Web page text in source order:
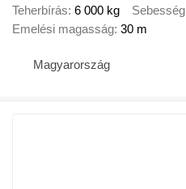
Teherbírás 6 000 kg Sebesség
Emelési magasság 30 m
Magyarország